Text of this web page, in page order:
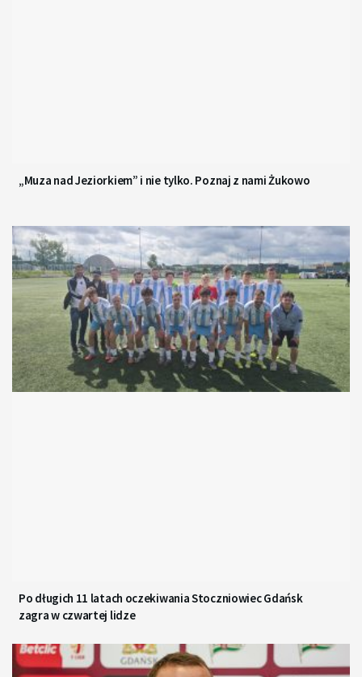
„Muza nad Jeziorkiem” i nie tylko. Poznaj z nami Żukowo
Po długich 11 latach oczekiwania Stoczniowiec Gdańsk
zagra w czwartej lidze